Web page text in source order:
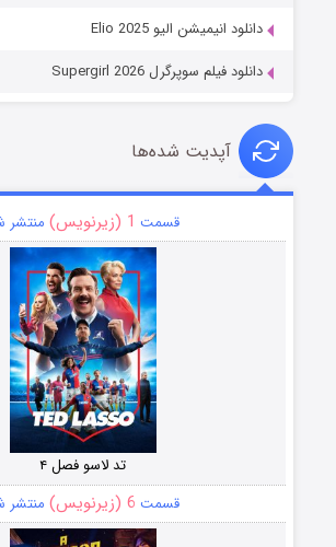
دانلود انیمیشن الیو Elio 2025
دانلود فیلم سوپرگرل Supergirl 2026
آپدیت شده‌ها
قسمت 1 (زیرنویس) منتشر
تد لاسو فصل ۴
قسمت 6 (زیرنویس) منتشر